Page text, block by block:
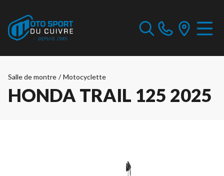
Salle de montre / Motocyclette
HONDA TRAIL 125 2025